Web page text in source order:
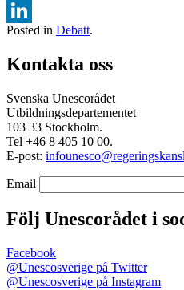
Facebook
LinkedIn
Posted in Debatt.
Kontakta oss
Svenska Unescorådet
Utbildningsdepartementet
103 33 Stockholm.
Tel +46 8 405 10 00.
E-post:
Email
Följ Unescorådet i
Facebook
@Unescosverige på Twitter
@Unescosverige på Instagram